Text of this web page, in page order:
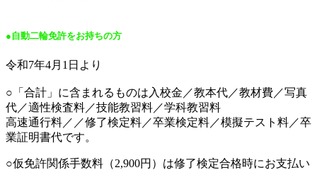
●自動二輪免許をお持ちの方
令和7年4月1日より
○「合計」に含まれるものは入校金／教本代／教材費／写真
代／適性検査料／技能教習料／学科教習料
高速通行料／／修了検定料／卒業検定料／模擬テスト料／卒
業証明書代です。
○仮免許関係手数料（2,900円）は修了検定合格時にお支払い